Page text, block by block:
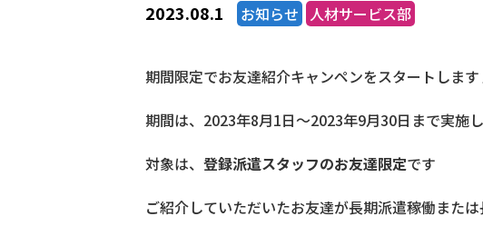
2023.08.1 お知らせ 人材サービス部
期間限定でお友達紹介キャンペンをスタートしま
期間は、2023年8月1日～2023年9月30日まで実施
対象は、 登録派遣スタッフのお友達限定です
ご紹介していただいたお友達が長期派遣稼働また